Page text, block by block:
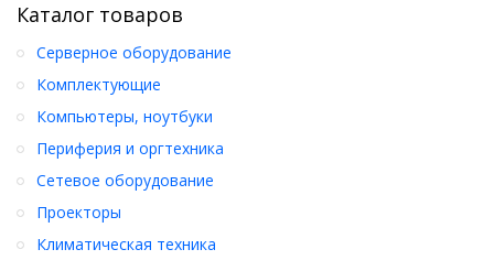
Каталог товаров
Серверное оборудование
Комплектующие
Компьютеры, ноутбуки
Периферия и оргтехника
Сетевое оборудование
Проекторы
Климатическая техника